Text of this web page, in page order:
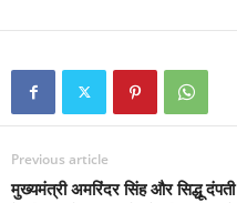
Previous article
मुख्यमंत्री अमरिंदर सिंह और सिद्धू दंपती